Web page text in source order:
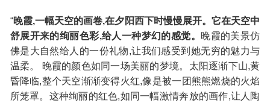
“晚霞,一幅天空的画卷,在夕阳西下时慢慢展开。它在天空中
舒展开来的绚丽色彩,给人一种梦幻的感觉。 晚霞的美景仿
佛是大自然给人的一份礼物,让我们感受到她无穷的魅力与
温柔。 晚霞的颜色如同一场美丽的梦境。太阳逐渐下山,黄
昏降临,整个天空渐渐变得火红,像是被一团熊熊燃烧的火焰
所笼罩。这种绚丽的红色,如同一幅激情奔放的画作,让人陶